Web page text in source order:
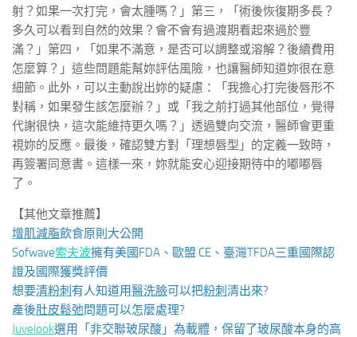
射？如果一次打完，會太腫嗎？」第三，「術後恢復期多長？
多久可以看到自然的效果？會不會有過渡期看起來過於豐
滿？」第四，「如果不滿意，是否可以調整或溶解？後續費用
怎麼算？」這些問題能幫妳評估風險，也讓醫師知道妳很在意
細節。此外，可以主動說出妳的疑慮：「我擔心打完後唇形不
對稱，如果發生該怎麼辦？」或「我之前打過其他部位，覺得
代謝很快，這次能維持更久嗎？」透過雙向交流，醫師會更重
視妳的反應。最後，確認雙方對「理想唇型」的定義一致時，
再簽署同意書。這樣一來，妳就能安心迎接期待中的嘟嘟唇
了。
【其他文章推薦】
增肌減脂飲食原則大公開
Sofwave索夫波擁有美國FDA、歐盟 CE、臺灣TFDA三重國際認
證及國際獲獎評價
想要清粉刺 有人知道用醫洗臉可以把粉刺 清出來?
產後肚皮鬆弛問題可以怎麼處理?
Juvelook選用「非交聯玻尿酸」為載體，保留了玻尿酸本身的高